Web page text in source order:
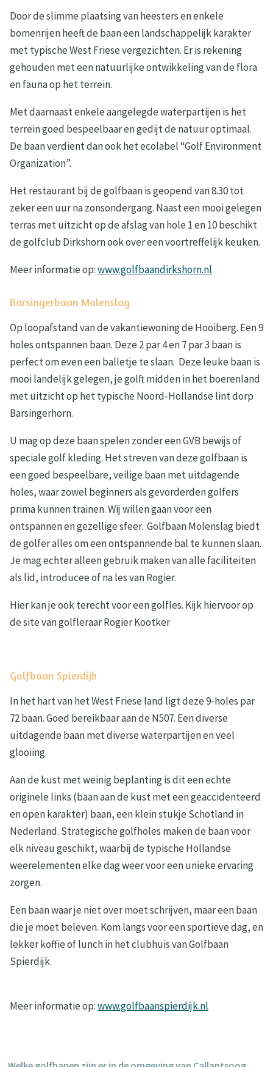
Door de slimme plaatsing van heesters en enkele
bomenrijen heeft de baan een landschappelijk karakter
met typische West Friese vergezichten. Er is rekening
gehouden met een natuurlijke ontwikkeling van de flora
en fauna op het terrein.
Met daarnaast enkele aangelegde waterpartijen is het
terrein goed bespeelbaar en gedijt de natuur optimaal.
De baan verdient dan ook het ecolabel “Golf Environment
Organization”.
Het restaurant bij de golfbaan is geopend van 8.30 tot
zeker een uur na zonsondergang. Naast een mooi gelegen
terras met uitzicht op de afslag van hole 1 en 10 beschikt
de golfclub Dirkshorn ook over een voortreffelijk keuken.
Meer informatie op:www.golfbaandirkshorn.nl
Barsingerbaan Molenslag
Op loopafstand van de vakantiewoning de Hooiberg. Een 9
holes ontspannen baan. Deze 2 par 4 en 7 par 3 baan is
perfect om even een balletje te slaan. Deze leuke baan is
mooi landelijk gelegen, je golft midden in het boerenland
met uitzicht op het typische Noord-Hollandse lint dorp
Barsingerhorn.
U mag op deze baan spelen zonder een GVB bewijs of
speciale golf kleding. Het streven van deze golfbaan is
een goed bespeelbare, veilige baan met uitdagende
holes, waar zowel beginners als gevorderden golfers
prima kunnen trainen. Wij willen gaan voor een
ontspannen en gezellige sfeer. Golfbaan Molenslag biedt
de golfer alles om een ontspannende bal te kunnen slaan.
Je mag echter alleen gebruik maken van alle faciliteiten
als lid, introducee of na les van Rogier.
Hier kan je ook terecht voor een golfles. Kijk hiervoor op
de site van golfleraar Rogier Kootker
Golfbaan Spierdijk
In het hart van het West Friese land ligt deze 9-holes par
72 baan. Goed bereikbaar aan de N507. Een diverse
uitdagende baan met diverse waterpartijen en veel
glooiing.
Aan de kust met weinig beplanting is dit een echte
originele links (baan aan de kust met een geaccidenteerd
en open karakter) baan, een klein stukje Schotland in
Nederland. Strategische golfholes maken de baan voor
elk niveau geschikt, waarbij de typische Hollandse
weerelementen elke dag weer voor een unieke ervaring
zorgen.
Een baan waar je niet over moet schrijven, maar een baan
die je moet beleven. Kom langs voor een sportieve dag, en
lekker koffie of lunch in het clubhuis van Golfbaan
Spierdijk.
Meer informatie op:www.golfbaanspierdijk.nl